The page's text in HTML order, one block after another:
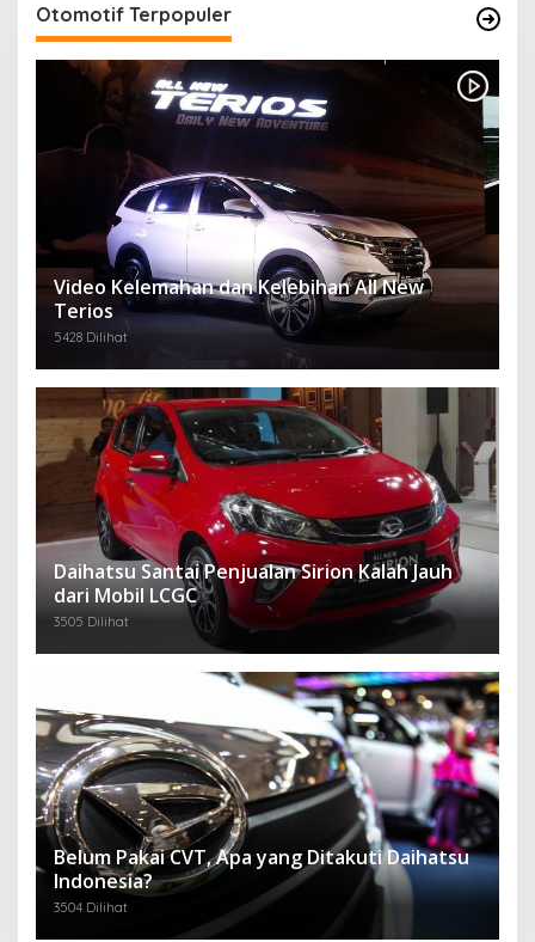
Otomotif Terpopuler
Video Kelemahan dan Kelebihan All New
Terios
5428 Dilihat
Daihatsu Santai Penjualan Sirion Kalah Jauh
dari Mobil LCGC
3505 Dilihat
Belum Pakai CVT, Apa yang Ditakuti Daihatsu
Indonesia?
3504 Dilihat